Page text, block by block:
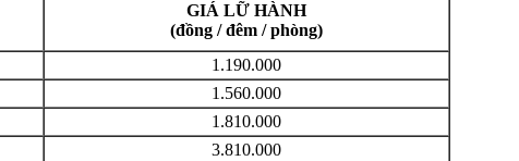
GIÁ LỮ HÀNH
(đồng / đêm / phòng)
1.190.000
1.560.000
1.810.000
3.810.000